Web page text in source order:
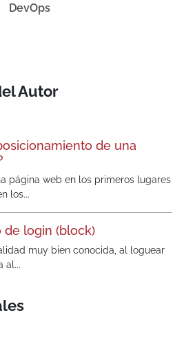
Autor
de una
página web en los primeros lugares
los...
de login (block)
muy bien conocida, al loguear
al...
DevOps